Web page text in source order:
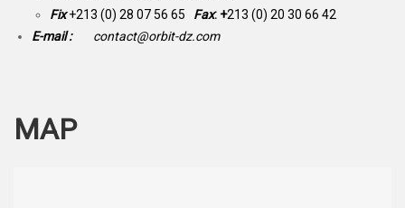
Fix +213 (0) 28 07 56 65 Fax: +213 (0) 20 30 66 42
E-mail :
contact@orbit-dz.com
MAP